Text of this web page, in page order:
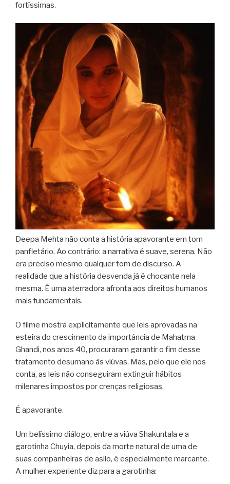
fortíssimas.
Deepa Mehta não conta a história apavorante em tom
panfletário. Ao contrário: a narrativa é suave, serena. Não
era preciso mesmo qualquer tom de discurso. A
realidade que a história desvenda já é chocante nela
mesma. É uma aterradora afronta aos direitos humanos
mais fundamentais.
O filme mostra explicitamente que leis aprovadas na
esteira do crescimento da importância de Mahatma
Ghandi, nos anos 40, procuraram garantir o fim desse
tratamento desumano às viúvas. Mas, pelo que ele nos
conta, as leis não conseguiram extinguir hábitos
milenares impostos por crenças religiosas.
É apavorante.
Um belíssimo diálogo, entre a viúva Shakuntala e a
garotinha Chuyia, depois da morte natural de uma de
suas companheiras de asilo, é especialmente marcante.
A mulher experiente diz para a garotinha: